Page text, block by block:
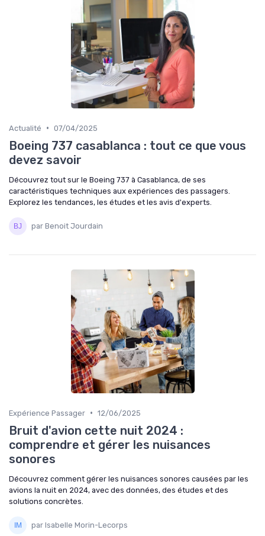
Actualité • 07/04/2025
Boeing 737 casablanca : tout ce que vous
devez savoir
Découvrez tout sur le Boeing 737 à Casablanca, de ses
caractéristiques techniques aux expériences des passagers.
Explorez les tendances, les études et les avis d'experts.
par Benoit Jourdain
Expérience Passager • 12/06/2025
Bruit d'avion cette nuit 2024 :
comprendre et gérer les nuisances
sonores
Découvrez comment gérer les nuisances sonores causées par les
avions la nuit en 2024, avec des données, des études et des
solutions concrètes.
par Isabelle Morin-Lecorps